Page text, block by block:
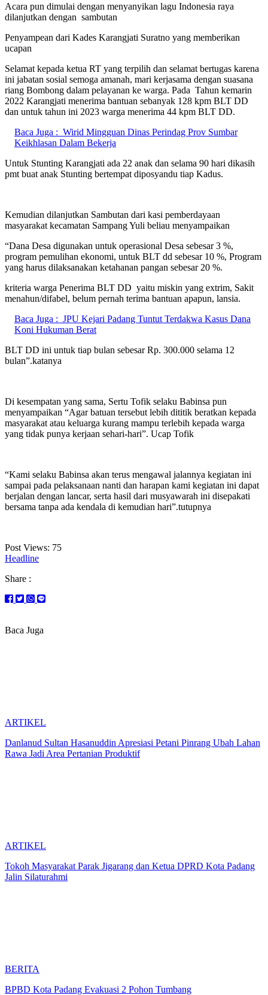
Acara pun dimulai dengan menyanyikan lagu Indonesia raya
dilanjutkan dengan sambutan
Penyampean dari Kades Karangjati Suratno yang memberikan
ucapan
Selamat kepada ketua RT yang terpilih dan selamat bertugas karena
ini jabatan sosial semoga amanah, mari kerjasama dengan suasana
riang Bombong dalam pelayanan ke warga. Pada Tahun kemarin
2022 Karangjati menerima bantuan sebanyak 128 kpm BLT DD
dan untuk tahun ini 2023 warga menerima 44 kpm BLT DD.
Baca Juga : Wirid Mingguan Dinas Perindag Prov Sumbar
Keikhlasan Dalam Bekerja
Untuk Stunting Karangjati ada 22 anak dan selama 90 hari dikasih
pmt buat anak Stunting bertempat diposyandu tiap Kadus.
Kemudian dilanjutkan Sambutan dari kasi pemberdayaan
masyarakat kecamatan Sampang Yuli beliau menyampaikan
“Dana Desa digunakan untuk operasional Desa sebesar 3 %,
program pemulihan ekonomi, untuk BLT dd sebesar 10 %, Program
yang harus dilaksanakan ketahanan pangan sebesar 20 %.
kriteria warga Penerima BLT DD yaitu miskin yang extrim, Sakit
menahun/difabel, belum pernah terima bantuan apapun, lansia.
Baca Juga : JPU Kejari Padang Tuntut Terdakwa Kasus Dana
Koni Hukuman Berat
BLT DD ini untuk tiap bulan sebesar Rp. 300.000 selama 12
bulan”.katanya
Di kesempatan yang sama, Sertu Tofik selaku Babinsa pun
menyampaikan “Agar batuan tersebut lebih dititik beratkan kepada
masyarakat atau keluarga kurang mampu terlebih kepada warga
yang tidak punya kerjaan sehari-hari”. Ucap Tofik
“Kami selaku Babinsa akan terus mengawal jalannya kegiatan ini
sampai pada pelaksanaan nanti dan harapan kami kegiatan ini dapat
berjalan dengan lancar, serta hasil dari musyawarah ini disepakati
bersama tanpa ada kendala di kemudian hari”.tutupnya
Post Views: 75
Headline
Share :
Baca Juga
ARTIKEL
Danlanud Sultan Hasanuddin Apresiasi Petani Pinrang Ubah Lahan
Rawa Jadi Area Pertanian Produktif
ARTIKEL
Tokoh Masyarakat Parak Jigarang dan Ketua DPRD Kota Padang
Jalin Silaturahmi
BERITA
BPBD Kota Padang Evakuasi 2 Pohon Tumbang